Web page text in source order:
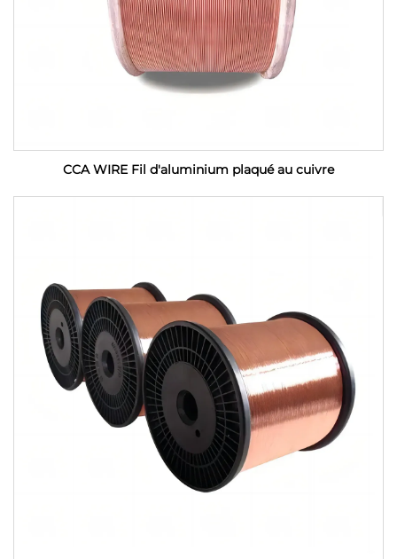
CCA WIRE Fil d'aluminium plaqué au cuivre